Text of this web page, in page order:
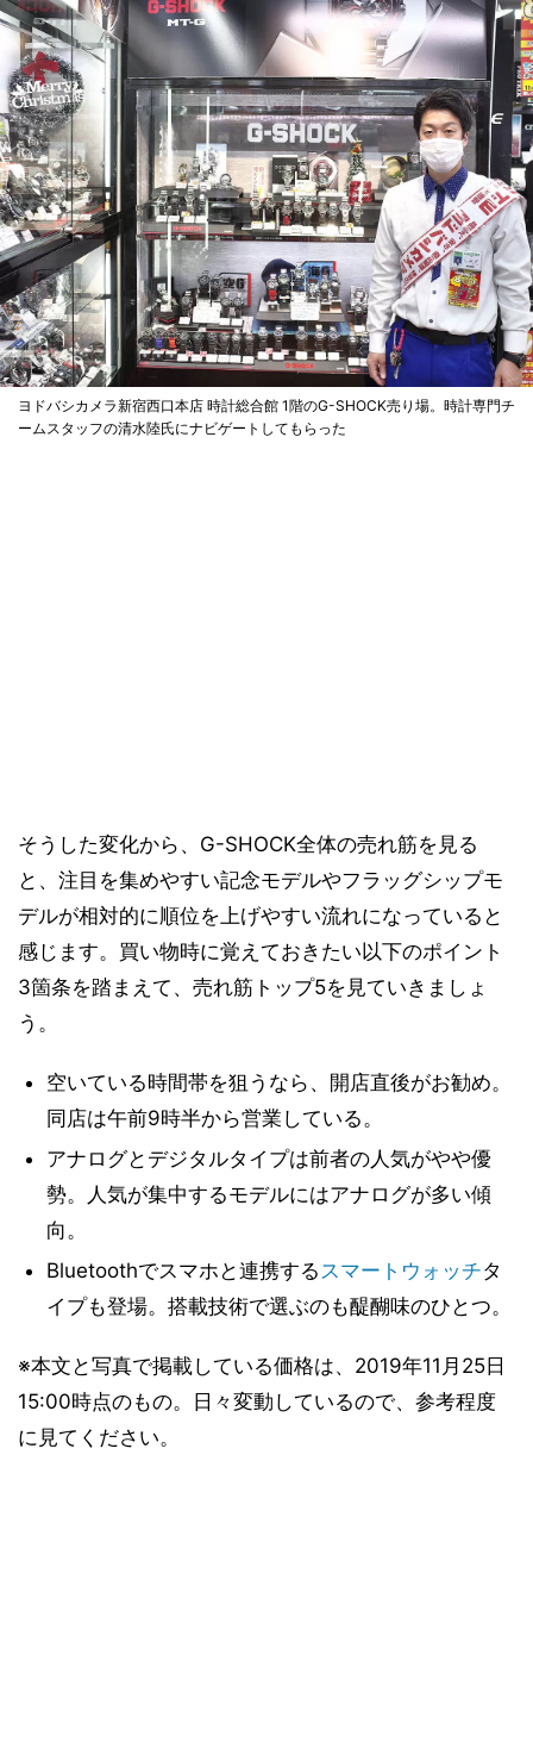
ヨドバシカメラ新宿西口本店 時計総合館 1階のG-SHOCK売り場。時計専門チ
ームスタッフの清水陸氏にナビゲートしてもらった
そうした変化から、G-SHOCK全体の売れ筋を見る
と、注目を集めやすい記念モデルやフラッグシップモ
デルが相対的に順位を上げやすい流れになっていると
感じます。買い物時に覚えておきたい以下のポイント
3箇条を踏まえて、売れ筋トップ5を見ていきましょ
う。
空いている時間帯を狙うなら、開店直後がお勧め。
同店は午前9時半から営業している。
アナログとデジタルタイプは前者の人気がやや優
勢。人気が集中するモデルにはアナログが多い傾
向。
Bluetoothでスマホと連携するスマートウォッチタ
イプも登場。搭載技術で選ぶのも醍醐味のひとつ。
※本文と写真で掲載している価格は、2019年11月25日
15:00時点のもの。日々変動しているので、参考程度
に見てください。